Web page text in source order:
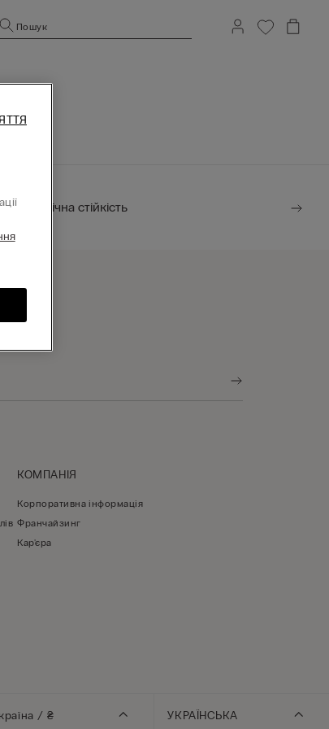
Пошук
Екологічна стійкість
КОМПАНІЯ
Корпоративна інформація
Франчайзинг
Кар'єра
/ ₴ УКРАЇНСЬКА